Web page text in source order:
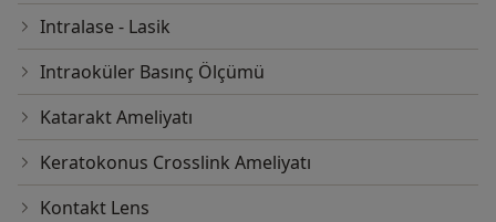
Intralase - Lasik
Intraoküler Basınç Ölçümü
Katarakt Ameliyatı
Keratokonus Crosslink Ameliyatı
Kontakt Lens